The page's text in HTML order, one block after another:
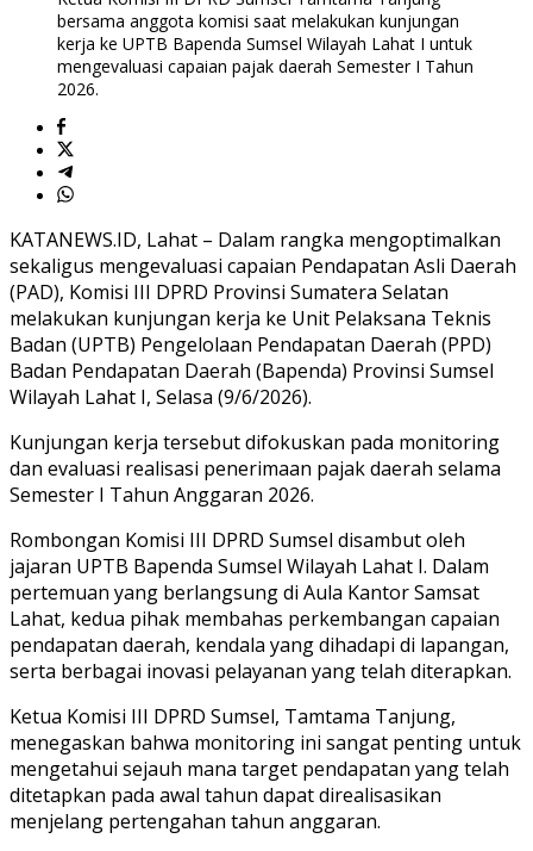
bersama anggota komisi saat melakukan kunjungan
kerja ke UPTB Bapenda Sumsel Wilayah Lahat I untuk
mengevaluasi capaian pajak daerah Semester I Tahun
2026.
KATANEWS.ID, Lahat – Dalam rangka mengoptimalkan
sekaligus mengevaluasi capaian Pendapatan Asli Daerah
(PAD), Komisi III DPRD Provinsi Sumatera Selatan
melakukan kunjungan kerja ke Unit Pelaksana Teknis
Badan (UPTB) Pengelolaan Pendapatan Daerah (PPD)
Badan Pendapatan Daerah (Bapenda) Provinsi Sumsel
Wilayah Lahat I, Selasa (9/6/2026).
Kunjungan kerja tersebut difokuskan pada monitoring
dan evaluasi realisasi penerimaan pajak daerah selama
Semester I Tahun Anggaran 2026.
Rombongan Komisi III DPRD Sumsel disambut oleh
jajaran UPTB Bapenda Sumsel Wilayah Lahat I. Dalam
pertemuan yang berlangsung di Aula Kantor Samsat
Lahat, kedua pihak membahas perkembangan capaian
pendapatan daerah, kendala yang dihadapi di lapangan,
serta berbagai inovasi pelayanan yang telah diterapkan.
Ketua Komisi III DPRD Sumsel, Tamtama Tanjung,
menegaskan bahwa monitoring ini sangat penting untuk
mengetahui sejauh mana target pendapatan yang telah
ditetapkan pada awal tahun dapat direalisasikan
menjelang pertengahan tahun anggaran.